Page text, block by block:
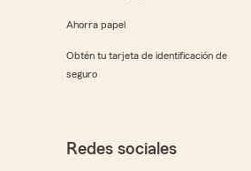
Ahorra papel
Obtén tu tarjeta de identificación de
seguro
Redes sociales